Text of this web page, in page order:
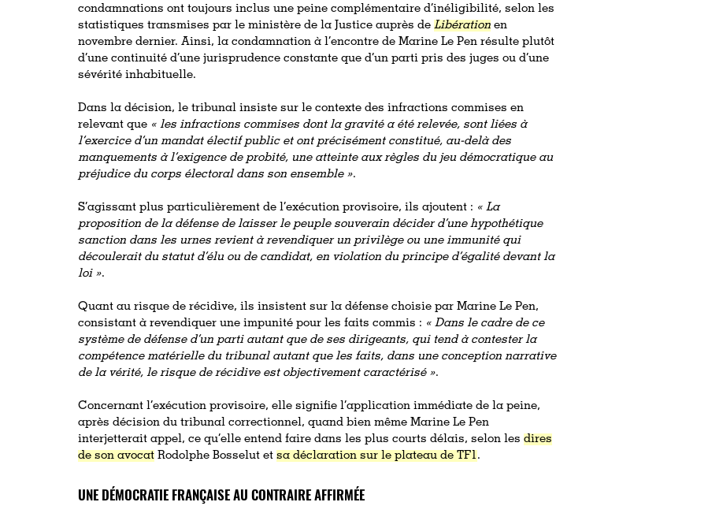
condamnations ont toujours inclus une peine complémentaire d’inéligibilité, selon les
statistiques transmises par le ministère de la Justice auprès deLibération en
novembre dernier. Ainsi, la condamnation à l’encontre de Marine Le Pen résulte plutôt
d’une continuité d’une jurisprudence constante que d’un parti pris des juges ou d’une
sévérité inhabituelle.
Dans la décision, le tribunal insiste sur le contexte des infractions commises en
relevant que « les infractions commises dont la gravité a été relevée, sont liées à
l’exercice d’un mandat électif public et ont précisément constitué, au-delà des
manquements à l’exigence de probité, une atteinte aux règles du jeu démocratique au
préjudice du corps électoral dans son ensemble ».
S’agissant plus particulièrement de l’exécution provisoire, ils ajoutent : « La
proposition de la défense de laisser le peuple souverain décider d’une hypothétique
sanction dans les urnes revient à revendiquer un privilège ou une immunité qui
découlerait du statut d’élu ou de candidat, en violation du principe d’égalité devant la
loi ».
Quant au risque de récidive, ils insistent sur la défense choisie par Marine Le Pen,
consistant à revendiquer une impunité pour les faits commis : « Dans le cadre de ce
système de défense d’un parti autant que de ses dirigeants, qui tend à contester la
compétence matérielle du tribunal autant que les faits, dans une conception narrative
de la vérité, le risque de récidive est objectivement caractérisé ».
Concernant l’exécution provisoire, elle signifie l’application immédiate de la peine,
après décision du tribunal correctionnel, quand bien même Marine Le Pen
interjetterait appel, ce qu’elle entend faire dans les plus courts délais, selon lesdires
de son avocat Rodolphe Bosselut etsa déclaration sur le plateau de TF1 .
UNE DÉMOCRATIE FRANÇAISE AU CONTRAIRE AFFIRMÉE